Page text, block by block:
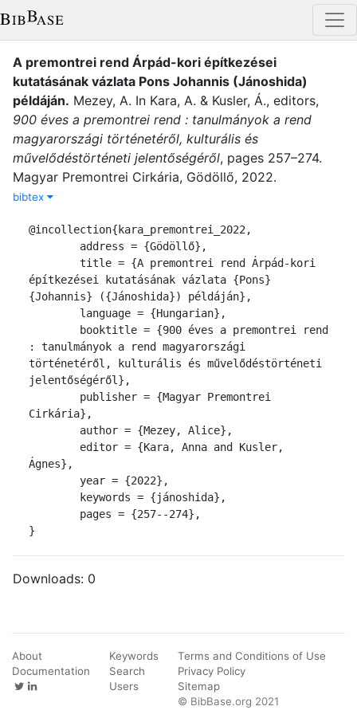
A premontrei rend Árpád-kori építkezései
kutatásának vázlata Pons Johannis (Jánoshida)
példáján. Mezey, A. In Kara, A. & Kusler, Á., editors,
900 éves a premontrei rend : tanulmányok a rend
magyarországi történetéről, kulturális és
művelődéstörténeti jelentőségéről, pages 257–274.
Magyar Premontrei Cirkária, Gödöllő, 2022.
bibtex
@incollection{kara_premontrei_2022,
építkezései kutatásának vázlata {Pons}
{Johannis} ({Jánoshida}) példáján},
: tanulmányok a rend magyarországi
történetéről, kulturális és művelődéstörténeti
jelentőségéről},
Cirkária},
Ágnes},
}
Downloads: 0
About
Documentation
Keywords
Search
Users
Terms and Conditions of Use
Privacy Policy
Sitemap
© BibBase.org 2021